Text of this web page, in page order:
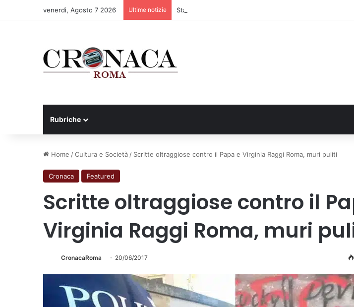
venerdì, Agosto 7 2026 Ultime notizie Stadio Olimpico, definito il piano mobilità 2026-27
Rubriche
Home /Cultura e Società / Scritte oltraggiose contro il Papa e Virginia Raggi Roma, muri puliti
Cronaca Featured
Scritte oltraggiose contro il
Virginia Raggi Roma, muri
CronacaRoma 20/06/2017